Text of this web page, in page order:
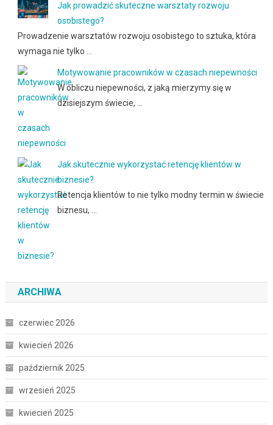
Jak prowadzić skuteczne warsztaty rozwoju
osobistego?
Prowadzenie warsztatów rozwoju osobistego to sztuka, która
wymaga nie tylko …
Motywowanie pracowników w czasach niepewności
W obliczu niepewności, z jaką mierzymy się w
dzisiejszym świecie, …
Jak skutecznie wykorzystać retencję klientów w
biznesie?
Retencja klientów to nie tylko modny termin w świecie
biznesu, …
ARCHIWA
czerwiec 2026
kwiecień 2026
październik 2025
wrzesień 2025
kwiecień 2025